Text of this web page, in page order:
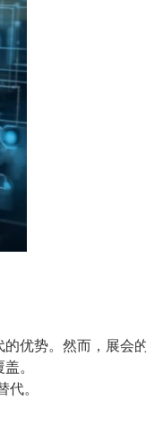
优势。然而，展会
。
。